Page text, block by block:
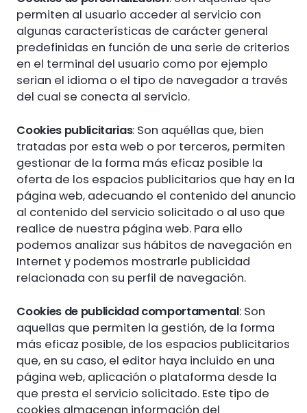
permiten al usuario acceder al servicio con
algunas características de carácter general
predefinidas en función de una serie de criterios
en el terminal del usuario como por ejemplo
serian el idioma o el tipo de navegador a través
del cual se conecta al servicio.
Cookies publicitarias: Son aquéllas que, bien
tratadas por esta web o por terceros, permiten
gestionar de la forma más eficaz posible la
oferta de los espacios publicitarios que hay en la
página web, adecuando el contenido del anuncio
al contenido del servicio solicitado o al uso que
realice de nuestra página web. Para ello
podemos analizar sus hábitos de navegación en
Internet y podemos mostrarle publicidad
relacionada con su perfil de navegación.
Cookies de publicidad comportamental: Son
aquellas que permiten la gestión, de la forma
más eficaz posible, de los espacios publicitarios
que, en su caso, el editor haya incluido en una
página web, aplicación o plataforma desde la
que presta el servicio solicitado. Este tipo de
cookies almacenan información del